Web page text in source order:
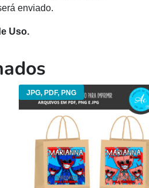
enviado.
Uso.
JPG, PDF, PNG